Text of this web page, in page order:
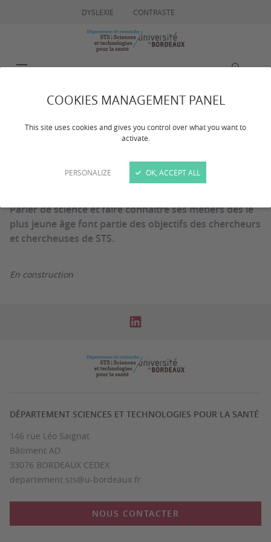
COOKIES MANAGEMENT PANEL
This site uses cookies and gives you control over what you want to
activate.
PERSONALIZE OK, ACCEPT ALL
DYSLEXIE CONTRASTE
Dans les classes
Dernière mise à jour :le 05/01/2024
Parler de science et faire connaître ses métiers dès le
plus jeune âge font partie des objectifs des chercheurs
et chercheuses de STS.
En construction
DÉPARTEMENT SCIENCES ET TECHNOLOGIES POUR LA SANTÉ
146 rue Léo Saignat
Bâtiment AD
33076 BORDEAUX CEDEX
departement.sts@u-bordeaux.fr
NOUS CONTACTER